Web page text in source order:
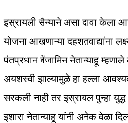
इस्रायली सैन्याने असा दावा केला
योजना आखणाऱ्या दहशतवाद्यांना
पंतप्रधान बेंजामिन नेतान्याहू म्हणाले
अयशस्वी झाल्यामुळे हा हल्ला
सरकली नाही तर इस्रायल पुन्हा
इशारा नेतान्याहू यांनी अनेक वेळा